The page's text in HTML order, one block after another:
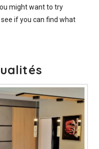
might want to try
if you can find what